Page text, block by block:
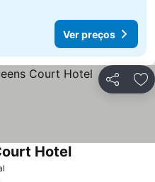
Ver preços
Partilhar
HotelVer preços